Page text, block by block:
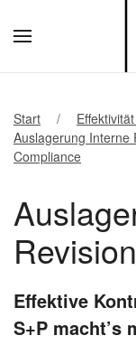
Hauptinhalt
springen
Start
Auslagerung Interne
Compliance
Revision
Effektive
S+P macht’s